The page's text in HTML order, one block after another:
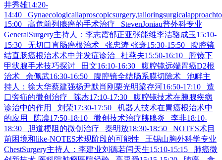
井秀雄14:20-
14:40
15:00 高危前列腺癌的手术治疗 StevenJoniau普外科专业
GeneralSurgery主持人：李志霞郁正亚张能维李洁骆成玉15:10-
15:30 无切口直肠癌根治术 张忠涛 张寰15:30-15:50 腹腔镜
结直肠癌根治术术中并发症诊治 杜燕夫15:50-16:10 腔镜下
甲状腺手术技巧探讨 田文16:10-16:30 腹腔镜远端胃癌D2根
治术 余佩武16:30-16:50 腹腔镜全结肠系膜切除术 池畔主
持人：徐大华蔡建强杨尹默肖刚栗光明梁存河16:50-17:10 造
口旁疝的微创治疗 陈杰17:10-17:30 腹腔镜技术在胰腺疾病
诊治中的作用 刘荣17:30-17:50 机器人技术在胃癌根治术中
的应用 陈凛17:50-18:10 微创技术治疗胰腺炎 李非18:10-
18:30 胆道梗阻的微创治疗 秦明放18:30-18:50 NOTES术目
前困境和like-NOTES术现阶段的可能性 王锡山胸外科学专业
ChestSurgery主持人：李建业刘德若闫天生15:10-15:15 肺癌微